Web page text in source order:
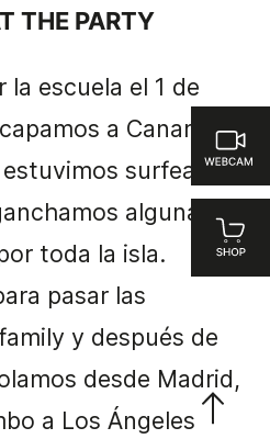
THE PARTY
la escuela el 1 de
a Canarias
surfeando
algunas
toda la isla.
pasar las
y después de
desde Madrid,
a Los Ángeles